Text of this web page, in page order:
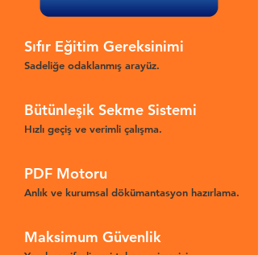
Sıfır Eğitim Gereksinimi
Sadeliğe odaklanmış arayüz.
Bütünleşik Sekme Sistemi
Hızlı geçiş ve verimli çalışma.
PDF Motoru
Anlık ve kurumsal dökümantasyon hazırlama.
Maksimum Güvenlik